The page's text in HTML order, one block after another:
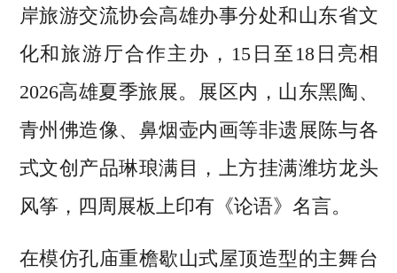
岸旅游交流协会高雄办事分处和山东省文
化和旅游厅合作主办，15日至18日亮相
2026高雄夏季旅展。展区内，山东黑陶、
青州佛造像、鼻烟壶内画等非遗展陈与各
式文创产品琳琅满目，上方挂满潍坊龙头
风筝，四周展板上印有《论语》名言。
在模仿孔庙重檐歇山式屋顶造型的主舞台